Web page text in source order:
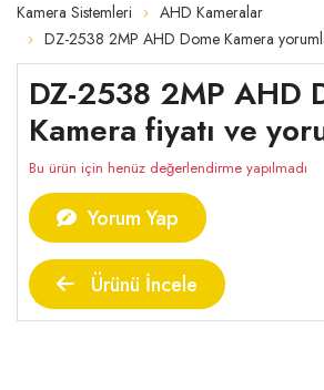
Kamera Sistemleri
AHD Kameralar
DZ-2538 2MP AHD Dome Kamera
DZ-2538 2MP AHD
Kamera fiyatı ve
Bu ürün için henüz değerlendirme yapılmadı
Yorum Yap
Ürünü İncele